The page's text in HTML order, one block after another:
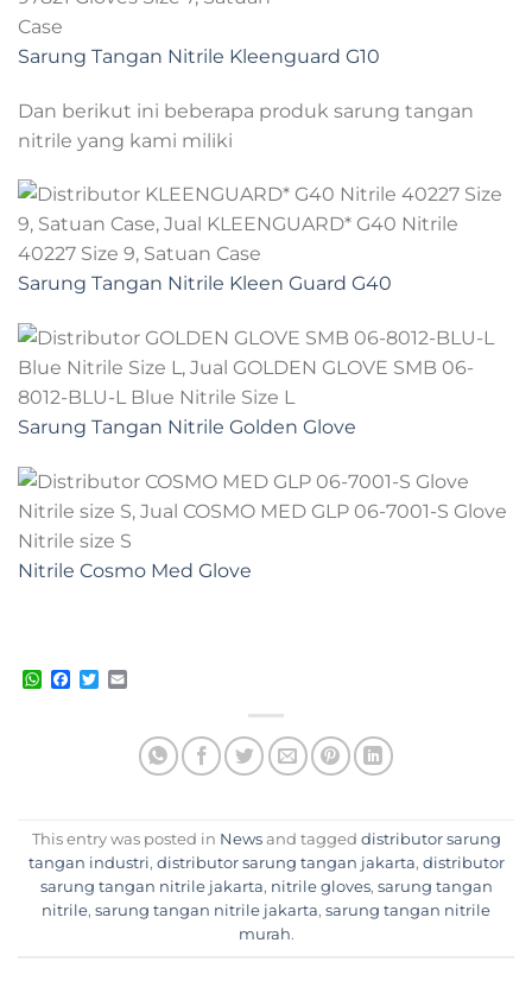
Sarung Tangan Nitrile Kleenguard G10
Dan berikut ini beberapa produk sarung tangan
nitrile yang kami miliki
Sarung Tangan Nitrile Kleen Guard G40
Sarung Tangan Nitrile Golden Glove
Nitrile Cosmo Med Glove
WhatsApp
Facebook
Twitter
This entry was posted in Newsand tagged distributor sarung
tangan industri, distributor sarung tangan jakarta, distributor
sarung tangan nitrile jakarta, nitrile gloves, sarung tangan
nitrile, sarung tangan nitrile jakarta, sarung tangan nitrile
murah.